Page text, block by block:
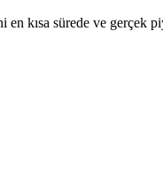
kısa sürede ve gerçek